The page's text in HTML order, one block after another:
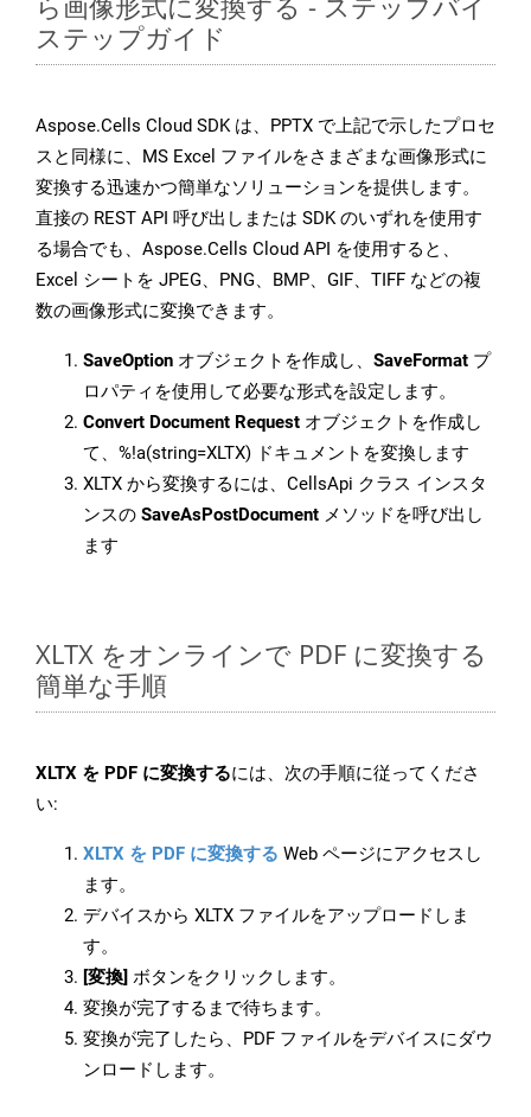
ステップガイド
Aspose.Cells Cloud SDK は、PPTX で上記で示したプロセ
スと同様に、MS Excel ファイルをさまざまな画像形式に
変換する迅速かつ簡単なソリューションを提供します。
直接の REST API 呼び出しまたは SDK のいずれを使用す
る場合でも、Aspose.Cells Cloud API を使用すると、
Excel シートを JPEG、PNG、BMP、GIF、TIFF などの複
数の画像形式に変換できます。
SaveOption オブジェクトを作成し、 SaveFormat プ
ロパティを使用して必要な形式を設定します。
Convert Document Request オブジェクトを作成し
て、%!a(string=XLTX) ドキュメントを変換します
XLTX から変換するには、CellsApi クラス インスタ
ンスの SaveAsPostDocument メソッドを呼び出し
ます
XLTX をオンラインで PDF に変換する
簡単な手順
XLTX を PDF に変換するには、次の手順に従ってくださ
い:
XLTX を PDF に変換する Web ページにアクセスし
ます。
デバイスから XLTX ファイルをアップロードしま
す。
[変換] ボタンをクリックします。
変換が完了するまで待ちます。
変換が完了したら、PDF ファイルをデバイスにダウ
ンロードします。